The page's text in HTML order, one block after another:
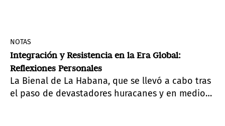
largo de cinco meses en más de 70 instituciones
culturales del sur de California. Las fechas de la
exposición son del 14 de septiembre hasta el 25
de febrero 2018. La Getty Foundation brinda
apoyo a esta colaboración cultural sin
NOTAS
Integración y Resistencia en la Era Global:
Reflexiones Personales
La Bienal de La Habana, que se llevó a cabo tras
el paso de devastadores huracanes y en medio